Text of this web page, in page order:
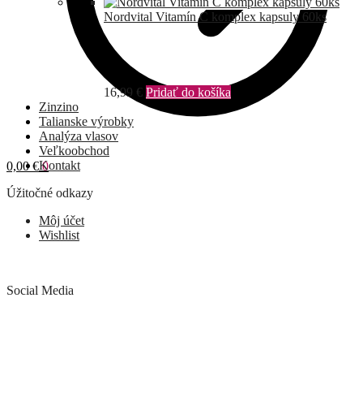
0,00€ 0
Nordvital Vitamín C komplex kapsuly 60ks
16,99 € Pridať do košíka
Zinzino
Talianske výrobky
Analýza vlasov
Veľkoobchod
Kontakt
Úžitočné odkazy
Môj účet
Wishlist
Social Media